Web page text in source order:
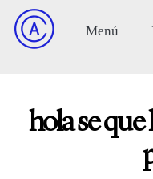
hola se que